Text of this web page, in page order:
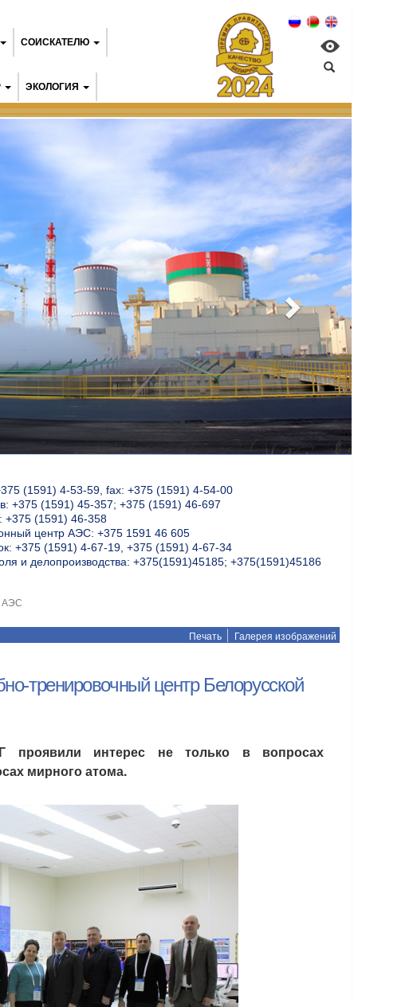
СОИСКАТЕЛЮ
ЭКОЛОГИЯ
(1591) 4-53-59, fax: +375 (1591) 4-54-00
+375 (1591) 45-357; +375 (1591) 46-697
+375 (1591) 46-358
центр АЭС: +375 1591 46 605
+375 (1591) 4-67-19, +375 (1591) 4-67-34
и делопроизводства: +375(1591)45185; +375(1591)45186
АЭС
Печать Галерея изображений
тренировочный центр Белорусской
проявили интерес не только в вопросах
мирного атома.